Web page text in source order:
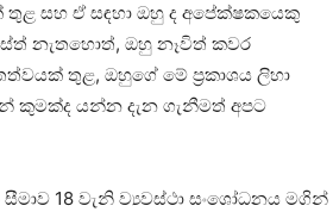
සහ ඒ සඳහා ඔහු ද අපේක්ෂකයෙකු
නැතහොත්, ඔහු නෑවිත් කවර
තුළ, ඔහුගේ මේ ප්‍රකාශය ලිහා
කුමක්ද යන්න දැන ගැනීමත් අපට
18 වැනි ව්‍යවස්ථා සංශෝධනය මගින්